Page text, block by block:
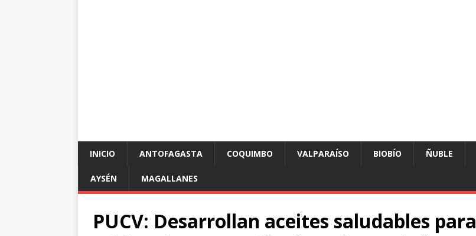
INICIO ANTOFAGASTA COQUIMBO VALPARAÍSO BIOBÍO ÑUBLE
AYSÉN MAGALLANES
PUCV: Desarrollan aceites saludables para